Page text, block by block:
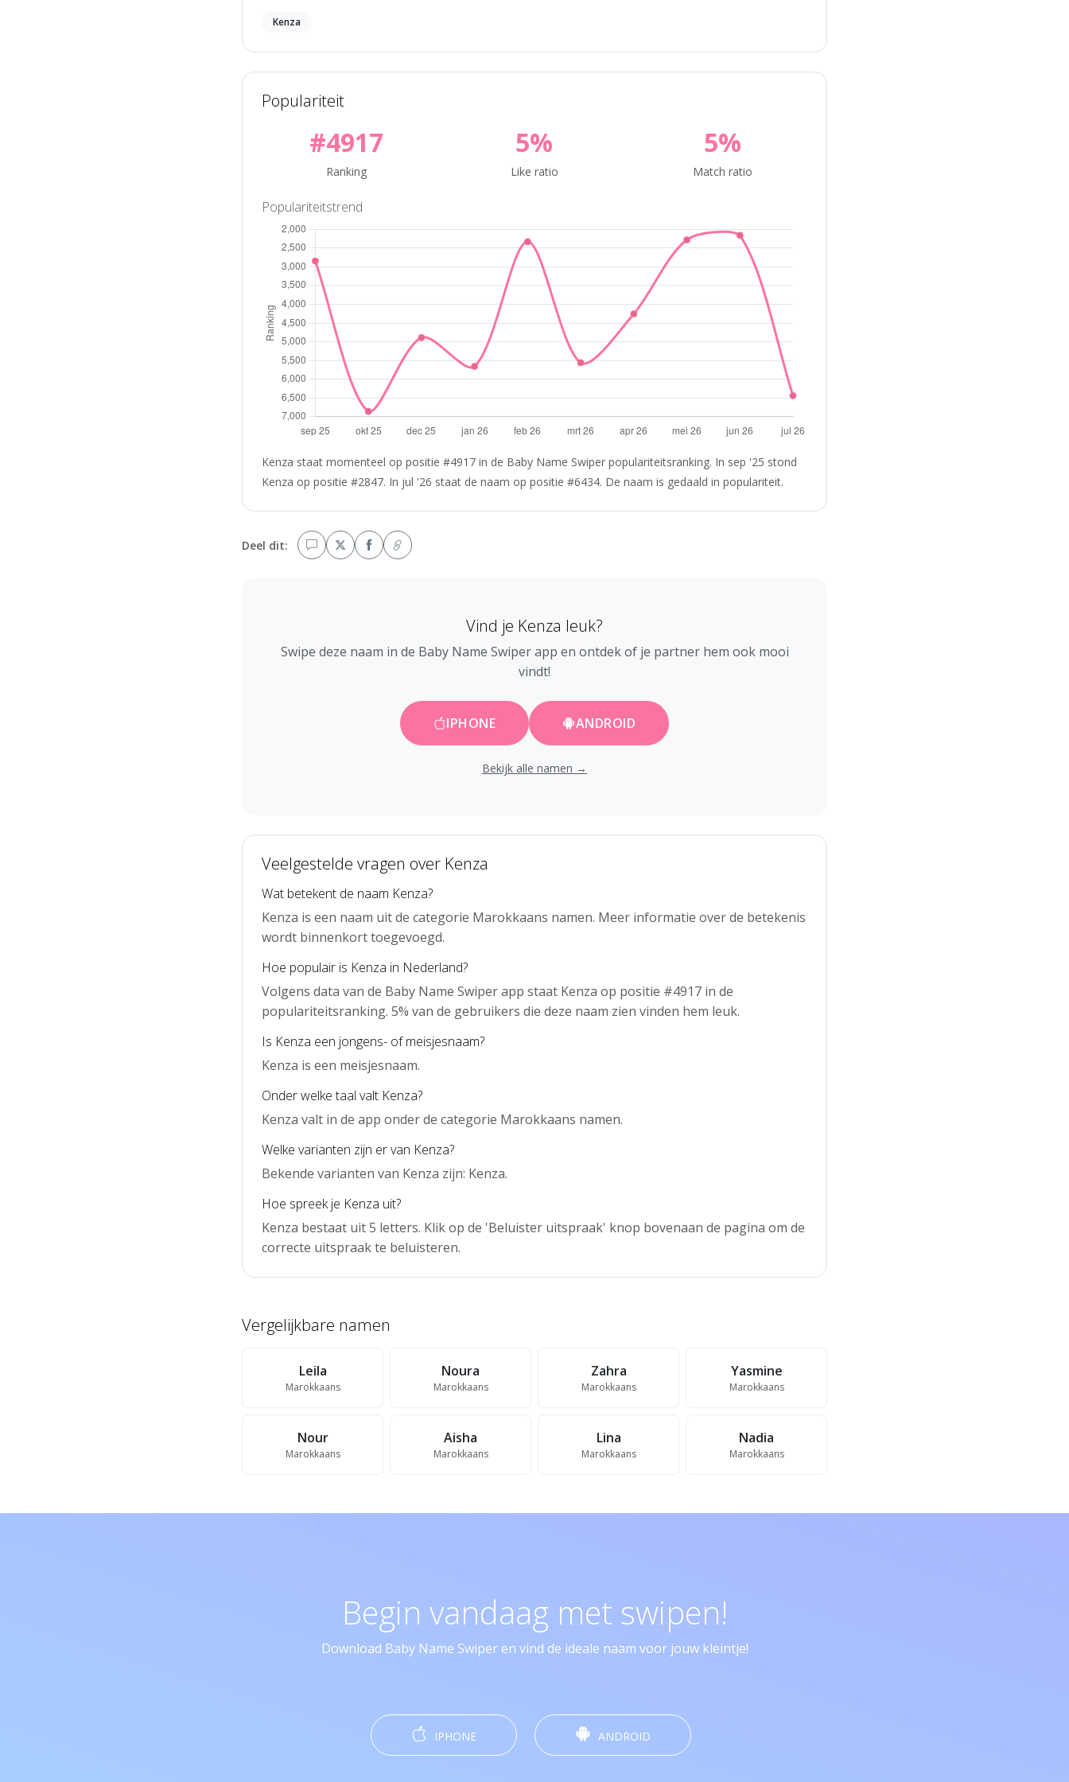
Kenza
Populariteit
#4917
Ranking
5%
Like ratio
5%
Match ratio
Populariteitstrend
Kenza staat momenteel op positie #4917 in de Baby Name Swiper populariteitsranking. In sep '25 stond
Kenza op positie #2847. In jul '26 staat de naam op positie #6434. De naam is gedaald in populariteit.
Deel dit:
Vind je Kenza leuk?
Swipe deze naam in de Baby Name Swiper app en ontdek of je partner hem ook mooi
vindt!
IPHONE ANDROID
Bekijk alle namen →
Veelgestelde vragen over Kenza
Wat betekent de naam Kenza?
Kenza is een naam uit de categorie Marokkaans namen. Meer informatie over de betekenis
wordt binnenkort toegevoegd.
Hoe populair is Kenza in Nederland?
Volgens data van de Baby Name Swiper app staat Kenza op positie #4917 in de
populariteitsranking. 5% van de gebruikers die deze naam zien vinden hem leuk.
Is Kenza een jongens- of meisjesnaam?
Kenza is een meisjesnaam.
Onder welke taal valt Kenza?
Kenza valt in de app onder de categorie Marokkaans namen.
Welke varianten zijn er van Kenza?
Bekende varianten van Kenza zijn: Kenza.
Hoe spreek je Kenza uit?
Kenza bestaat uit 5 letters. Klik op de 'Beluister uitspraak' knop bovenaan de pagina om de
correcte uitspraak te beluisteren.
Vergelijkbare namen
Leila
Marokkaans
Noura
Marokkaans
Zahra
Marokkaans
Yasmine
Marokkaans
Nour
Marokkaans
Aisha
Marokkaans
Lina
Marokkaans
Nadia
Marokkaans
Begin vandaag met swipen!
Download Baby Name Swiper en vind de ideale naam voor jouw kleintje!
IPHONE ANDROID